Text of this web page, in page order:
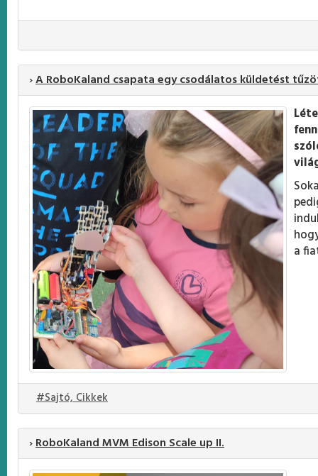
›A RoboKaland csapata egy csodálatos küldetést
a
#Sajtó, Cikkek
›RoboKaland MVM Edison Scale up II.